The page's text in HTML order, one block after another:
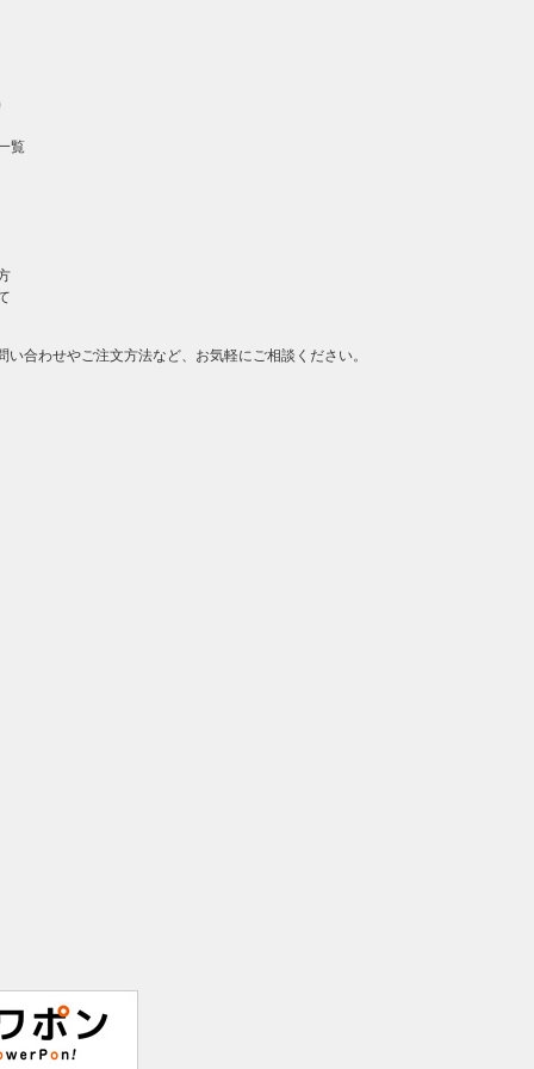
覧
い合わせやご注文方法など、お気軽にご相談ください。